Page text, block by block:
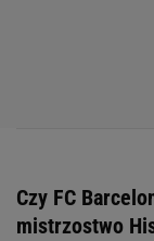
Czy FC
mistrzostwo